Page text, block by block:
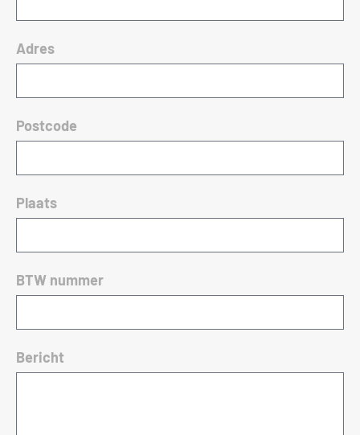
Adres
Postcode
Plaats
BTW nummer
Bericht